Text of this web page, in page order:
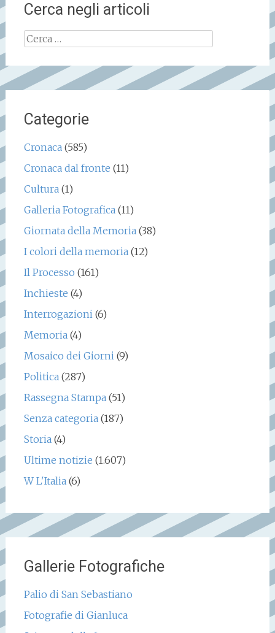
Cerca negli articoli
Ricerca
Categorie
Cronaca(585)
Cronaca dal fronte (11)
Cultura(1)
Galleria Fotografica(11)
Giornata della Memoria(38)
I colori della memoria(12)
Il Processo (161)
Inchieste (4)
Interrogazioni(6)
Memoria(4)
Mosaico dei Giorni(9)
Politica(287)
Rassegna Stampa(51)
Senza categoria(187)
Storia(4)
Ultime notizie (1.607)
W L'Italia(6)
Gallerie Fotografiche
Palio di San Sebastiano
Fotografie di Gianluca